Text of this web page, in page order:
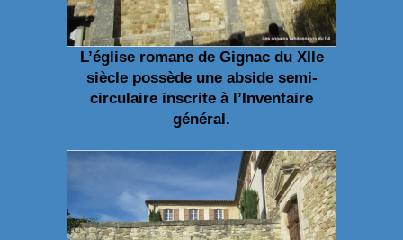
L’église romane de Gignac du XIIe
siècle possède une abside semi-
circulaire inscrite à l’Inventaire
général.